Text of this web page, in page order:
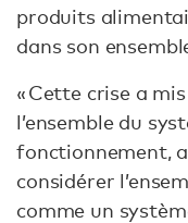
produits
dans son
« Cette crise a
l’ensemble du
fonctionnement,
considérer
comme un